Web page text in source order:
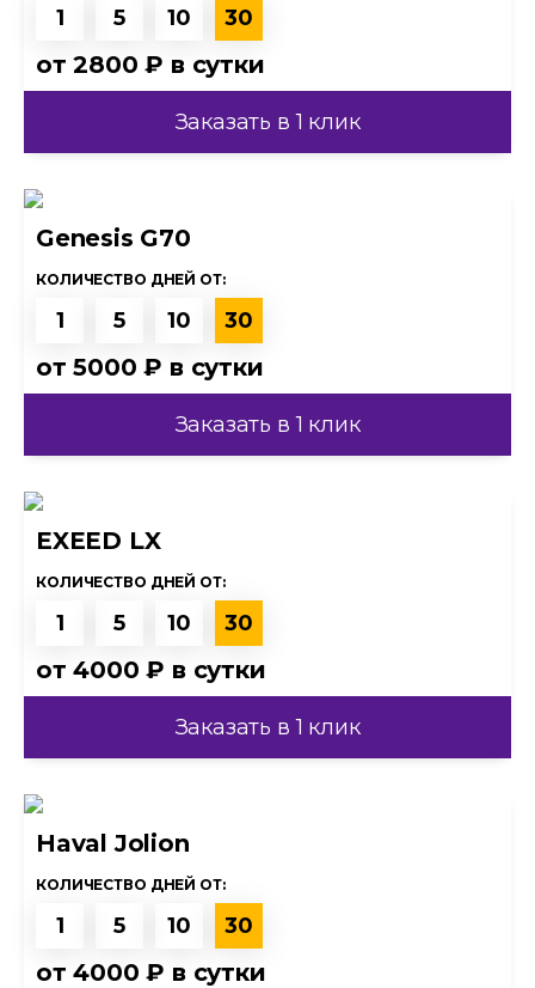
1 5 10 30
от2800 ₽ в сутки
Заказать в 1 клик
Genesis G70
КОЛИЧЕСТВО ДНЕЙ ОТ:
1 5 10 30
от5000 ₽ в сутки
Заказать в 1 клик
EXEED LX
КОЛИЧЕСТВО ДНЕЙ ОТ:
1 5 10 30
от4000 ₽ в сутки
Заказать в 1 клик
Haval Jolion
КОЛИЧЕСТВО ДНЕЙ ОТ:
1 5 10 30
от4000 ₽ в сутки